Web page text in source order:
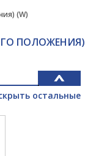
(W)
ПОЛОЖЕНИЯ)
остальные